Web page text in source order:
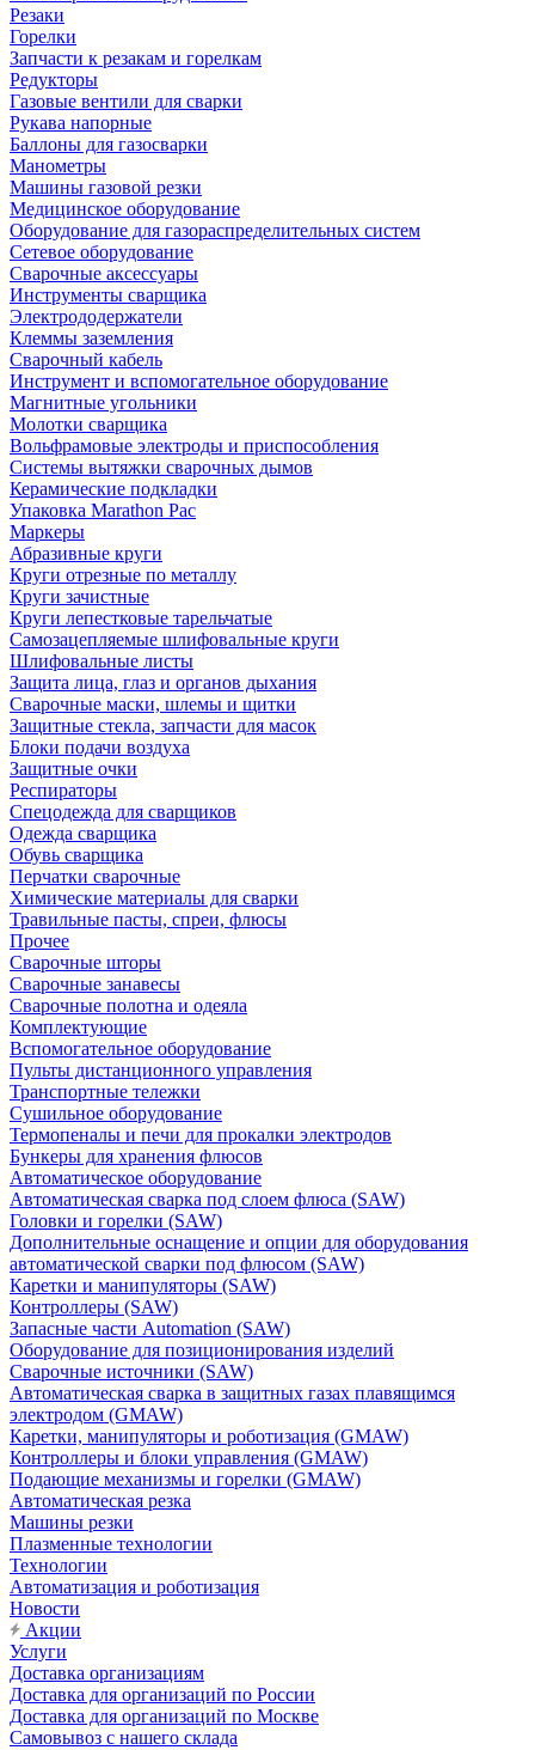
Резаки
Горелки
Запчасти к резакам и горелкам
Редукторы
Газовые вентили для сварки
Рукава напорные
Баллоны для газосварки
Манометры
Машины газовой резки
Медицинское оборудование
Оборудование для газораспределительных систем
Сетевое оборудование
Сварочные аксессуары
Инструменты сварщика
Электрододержатели
Клеммы заземления
Сварочный кабель
Инструмент и вспомогательное оборудование
Магнитные угольники
Молотки сварщика
Вольфрамовые электроды и приспособления
Системы вытяжки сварочных дымов
Керамические подкладки
Упаковка Marathon Pac
Маркеры
Абразивные круги
Круги отрезные по металлу
Круги зачистные
Круги лепестковые тарельчатые
Самозацепляемые шлифовальные круги
Шлифовальные листы
Защита лица, глаз и органов дыхания
Сварочные маски, шлемы и щитки
Защитные стекла, запчасти для масок
Блоки подачи воздуха
Защитные очки
Респираторы
Спецодежда для сварщиков
Одежда сварщика
Обувь сварщика
Перчатки сварочные
Химические материалы для сварки
Травильные пасты, спреи, флюсы
Прочее
Сварочные шторы
Сварочные занавесы
Сварочные полотна и одеяла
Комплектующие
Вспомогательное оборудование
Пульты дистанционного управления
Транспортные тележки
Сушильное оборудование
Термопеналы и печи для прокалки электродов
Бункеры для хранения флюсов
Автоматическое оборудование
Автоматическая сварка под слоем флюса (SAW)
Головки и горелки (SAW)
Дополнительные оснащение и опции для оборудования
автоматической сварки под флюсом (SAW)
Каретки и манипуляторы (SAW)
Контроллеры (SAW)
Запасные части Automation (SAW)
Оборудование для позиционирования изделий
Сварочные источники (SAW)
Автоматическая сварка в защитных газах плавящимся
электродом (GMAW)
Каретки, манипуляторы и роботизация (GMAW)
Контроллеры и блоки управления (GMAW)
Подающие механизмы и горелки (GMAW)
Автоматическая резка
Машины резки
Плазменные технологии
Технологии
Автоматизация и роботизация
Новости
Акции
Услуги
Доставка организациям
Доставка для организаций по России
Доставка для организаций по Москве
Самовывоз с нашего склада